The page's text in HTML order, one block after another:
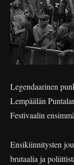
Legendaarinen
Lempäälän
Festivaalin
Ensikiinnitysten
brutaalia ja